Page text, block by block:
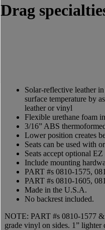
Drag
Solar-reflective leather
surface temperature by
leather or vinyl
Flexible urethane foam
3/16” ABS
Lower position creates
Seats can be used with
Seats accept optional
Include mounting
PART #s 0810-1575,
PART #s 0810-1605,
Made in the U.S.A.
No backrest included.
NOTE: PART #s 0810-1577 &
grade vinyl on sides. 1”